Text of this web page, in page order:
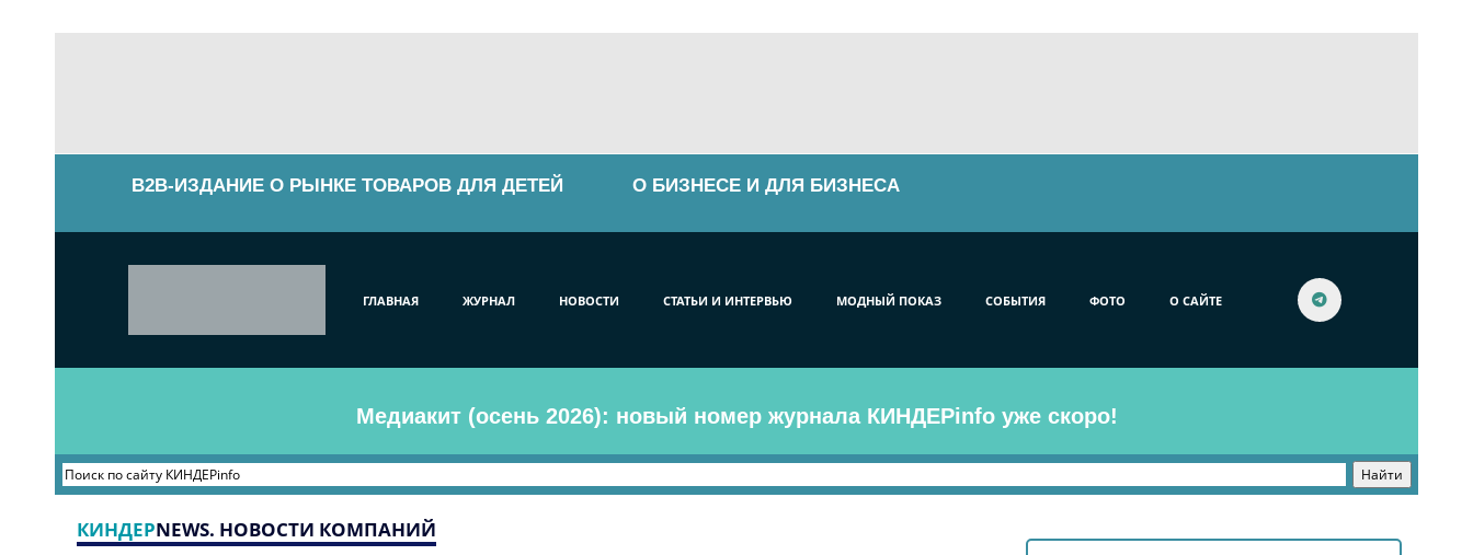
B2B-ИЗДАНИЕ О РЫНКЕ ТОВАРОВ ДЛЯ ДЕТЕЙ О БИЗНЕСЕ И ДЛЯ БИЗНЕСА
ГЛАВНАЯ ЖУРНАЛ НОВОСТИ СТАТЬИ И ИНТЕРВЬЮ МОДНЫЙ ПОКАЗ СОБЫТИЯ ФОТО О САЙТЕ
Медиакит (осень 2026): новый номер журнала КИНДЕРinfo уже скоро!
КИНДЕРNEWS. НОВОСТИ КОМПАНИЙ